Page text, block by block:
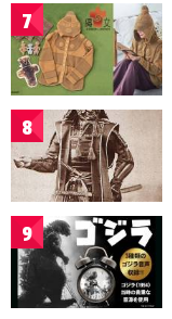
7
8
9